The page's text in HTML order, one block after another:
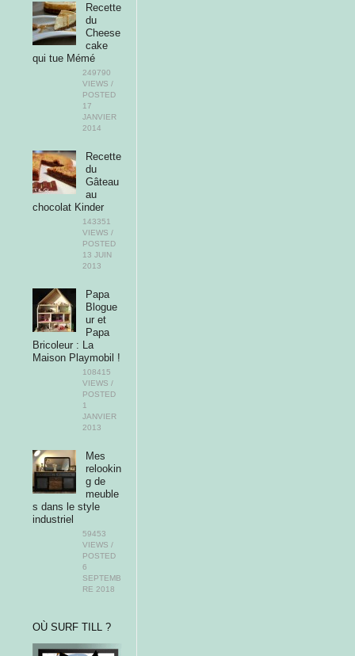
Recette
du
Cheese
cake
qui tue Mémé
249790
VIEWS /
POSTED
17
JANVIER
2014
Recette
du
Gâteau
au
chocolat Kinder
143351
VIEWS /
POSTED
13 JUIN
2013
Papa
Blogue
ur et
Papa
Bricoleur : La
Maison Playmobil !
108415
VIEWS /
POSTED
1
JANVIER
2013
Mes
relookin
g de
meuble
s dans le style
industriel
59453
VIEWS /
POSTED
6
SEPTEMB
RE 2018
OÙ SURF TILL ?